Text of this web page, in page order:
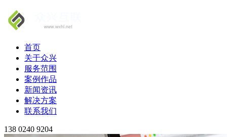
首页
关于众兴
服务范围
案例作品
新闻资讯
解决方案
联系我们
138 0240 9204